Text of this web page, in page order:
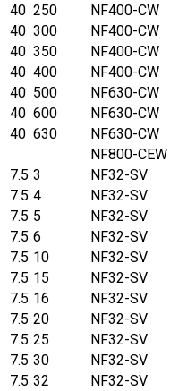
40 250 NF400-CW
40 300 NF400-CW
40 350 NF400-CW
40 400 NF400-CW
40 500 NF630-CW
40 600 NF630-CW
40 630 NF630-CW
NF800-CEW
7.5 3 NF32-SV
7.5 4 NF32-SV
7.5 5 NF32-SV
7.5 6 NF32-SV
7.5 10 NF32-SV
7.5 15 NF32-SV
7.5 16 NF32-SV
7.5 20 NF32-SV
7.5 25 NF32-SV
7.5 30 NF32-SV
7.5 32 NF32-SV